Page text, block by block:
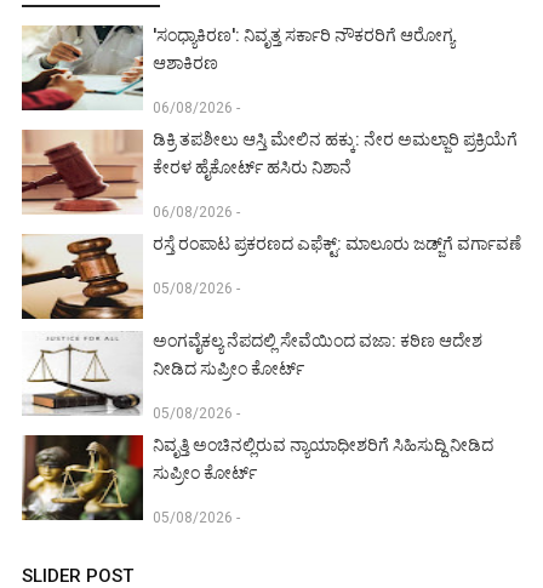
'ಸಂಧ್ಯಾಕಿರಣ': ನಿವೃತ್ತ ಸರ್ಕಾರಿ ನೌಕರರಿಗೆ ಆರೋಗ್ಯ
ಆಶಾಕಿರಣ
06/08/2026 -
ಡಿಕ್ರಿ ತಪಶೀಲು ಆಸ್ತಿ ಮೇಲಿನ ಹಕ್ಕು: ನೇರ ಅಮಲ್ಜಾರಿ ಪ್ರಕ್ರಿಯೆಗೆ
ಕೇರಳ ಹೈಕೋರ್ಟ್ ಹಸಿರು ನಿಶಾನೆ
06/08/2026 -
ರಸ್ತೆ ರಂಪಾಟ ಪ್ರಕರಣದ ಎಫೆಕ್ಟ್‌: ಮಾಲೂರು ಜಡ್ಜ್‌ಗೆ ವರ್ಗಾವಣೆ
05/08/2026 -
ಅಂಗವೈಕಲ್ಯ ನೆಪದಲ್ಲಿ ಸೇವೆಯಿಂದ ವಜಾ: ಕಠಿಣ ಆದೇಶ
ನೀಡಿದ ಸುಪ್ರೀಂ ಕೋರ್ಟ್‌
05/08/2026 -
ನಿವೃತ್ತಿ ಅಂಚಿನಲ್ಲಿರುವ ನ್ಯಾಯಾಧೀಶರಿಗೆ ಸಿಹಿಸುದ್ದಿ ನೀಡಿದ
ಸುಪ್ರೀಂ ಕೋರ್ಟ್‌
05/08/2026 -
SLIDER POST